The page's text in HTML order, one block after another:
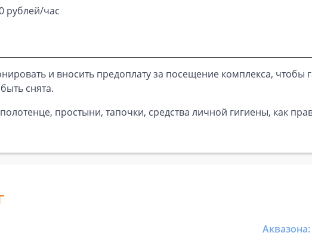
рублей/час
и вносить предоплату за посещение комплекса, чтобы
снята.
простыни, тапочки, средства личной гигиены, как
Аквазона: